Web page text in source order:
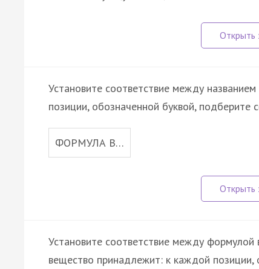
Установите соответствие между
позиции, обозначенной буквой,
ФОРМУЛА В…
Установите соответствие между
вещество принадлежит: к каждой позиции,